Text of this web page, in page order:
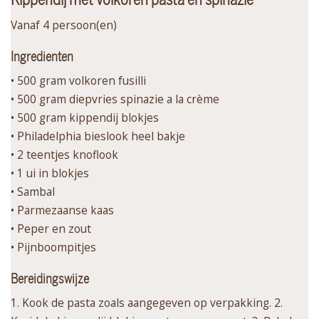
Vanaf 4 persoon(en)
Ingredienten
• 500 gram volkoren fusilli
• 500 gram diepvries spinazie a la crème
• 500 gram kippendij blokjes
• Philadelphia bieslook heel bakje
• 2 teentjes knoflook
• 1 ui in blokjes
• Sambal
• Parmezaanse kaas
• Peper en zout
• Pijnboompitjes
Bereidingswijze
1. Kook de pasta zoals aangegeven op verpakking. 2.